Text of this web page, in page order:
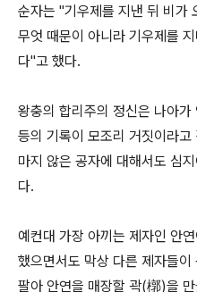
순자는 "기우제를 지낸 뒤 비가
무엇 때문이 아니라 기우제를
다"고 했다.
왕충의 합리주의 정신은 나아
등의 기록이 모조리 거짓이라
마지 않은 공자에 대해서도 심
다.
예컨대 가장 아끼는 제자인 안
했으면서도 막상 다른 제자들
팔아 안연을 매장할 곽(槨)을